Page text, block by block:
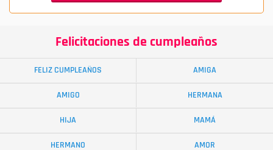
Felicitaciones de cumpleaños
FELIZ CUMPLEAÑOS AMIGA
AMIGO HERMANA
HIJA MAMÁ
HERMANO AMOR